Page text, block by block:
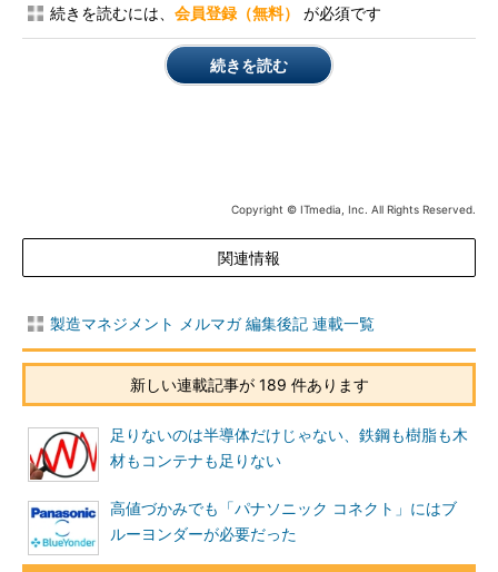
続きを読むには、 会員登録（無料） が必須です
続きを読む
Copyright © ITmedia, Inc. All Rights Reserved.
関連情報
製造マネジメント メルマガ 編集後記 連載一覧
新しい連載記事が 189 件あります
足りないのは半導体だけじゃない、鉄鋼も樹脂も木
材もコンテナも足りない
高値づかみでも「パナソニック コネクト」にはブ
ルーヨンダーが必要だった